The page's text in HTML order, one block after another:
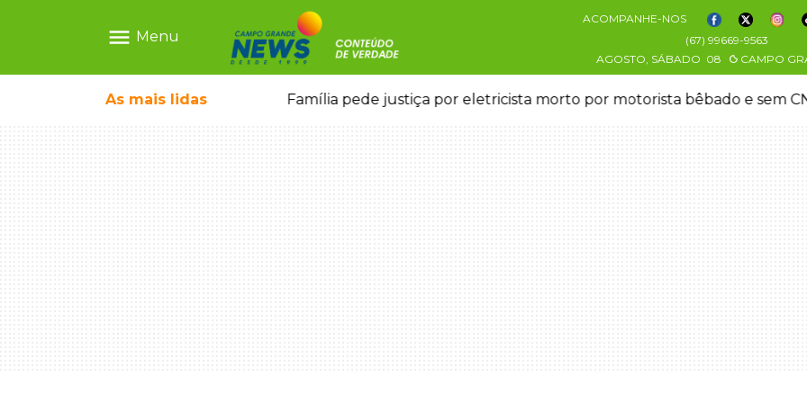
menu Menu
ACOMPANHE-NOS
(67) 99669-9563
AGOSTO, SÁBADO 08 CAMPO
As mais lidas
e morre a caminho do hospital Família pede justiça por eletricista morto por motorista bêbado e sem